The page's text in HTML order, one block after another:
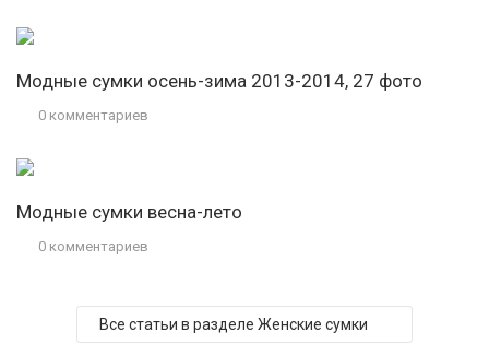
Модные сумки осень-зима 2013-2014, 27 фото
0 комментариев
Модные сумки весна-лето
0 комментариев
Все статьи в разделе Женские сумки